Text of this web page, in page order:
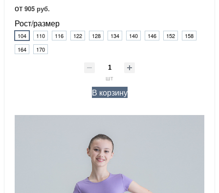
от 905 руб.
Рост/размер
104 110 116 122 128 134 140 146 152
158
164
170
шт
В корзину